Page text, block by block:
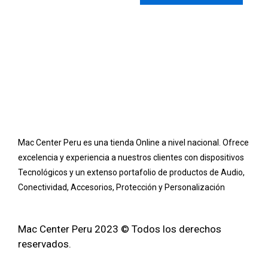
Mac Center Peru es una tienda Online a nivel nacional
. Ofrece
excelencia y experiencia a nuestros clientes con dispositivos
Tecnológicos y un extenso portafolio de productos de Audio,
Conectividad, Accesorios, Protección y Personalización
Mac Center Peru 2023 © Todos los derechos
reservados.